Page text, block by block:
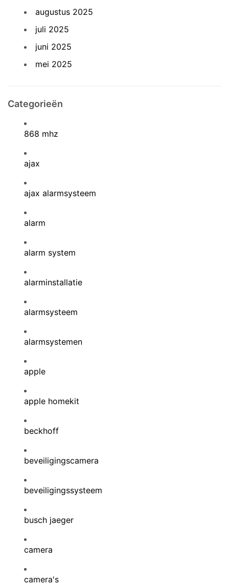
augustus 2025
juli 2025
juni 2025
mei 2025
Categorieën
868 mhz
ajax
ajax alarmsysteem
alarm
alarm system
alarminstallatie
alarmsysteem
alarmsystemen
apple
apple homekit
beckhoff
beveiligingscamera
beveiligingssysteem
busch jaeger
camera
camera's